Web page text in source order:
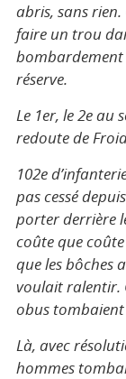
abris, sans
faire un trou
réserve.
Le 1er, le 2e au
redoute de
102e
pas cessé
porter derrière
coûte que
que les bôches
voulait ralentir.
obus
Là, avec
hommes